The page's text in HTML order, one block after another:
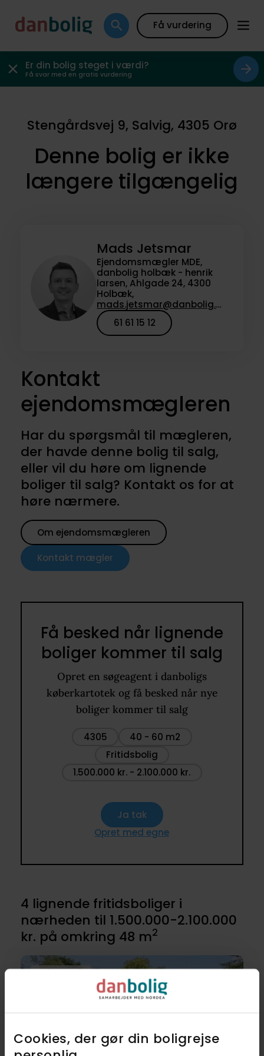
Cookies, der gør din boligrejse
Få vurdering
Er din bolig steget i værdi?
Få svar med en gratis vurdering
Stengårdsvej 9, Salvig, 4305 Orø
Denne bolig er ikke
længere tilgængelig
Mads Jetsmar
Ejendomsmægler MDE,
danbolig holbæk - henrik
larsen, Ahlgade 24, 4300
Holbæk,
mads.jetsmar@danbolig.dk
61 61 15 12
Kontakt
ejendomsmægleren
Har du spørgsmål til mægleren,
der havde denne bolig til salg,
eller vil du høre om lignende
boliger til salg? Kontakt os for at
høre nærmere.
Om ejendomsmægleren
Kontakt mægler
Få besked når lignende
boliger kommer til salg
Opret en søgeagent i danboligs
køberkartotek og få besked når nye
boliger kommer til salg
4305
40 - 60 m2
Fritidsbolig
1.500.000 kr. - 2.100.000 kr.
Ja tak
Opret med egne
4 lignende fritidsboliger i
nærheden til 1.500.000-2.100.000
kr. på omkring 48 m2
Anden mægler